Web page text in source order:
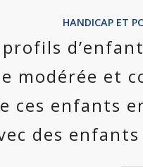
HANDICAP ET
modérée et
ces enfants
des